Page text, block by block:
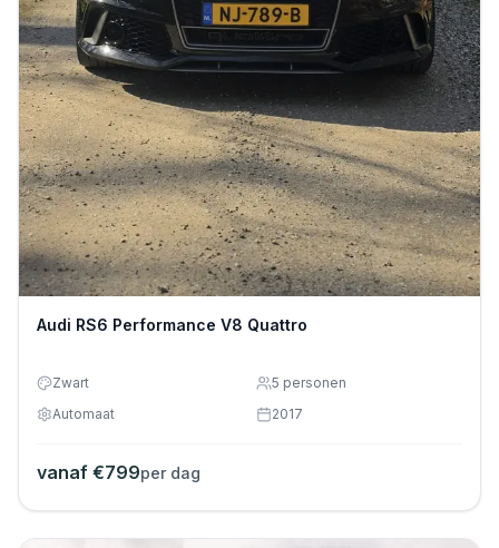
Audi RS6 Performance V8 Quattro
Zwart 5 personen
Automaat
2017
vanaf €799per dag